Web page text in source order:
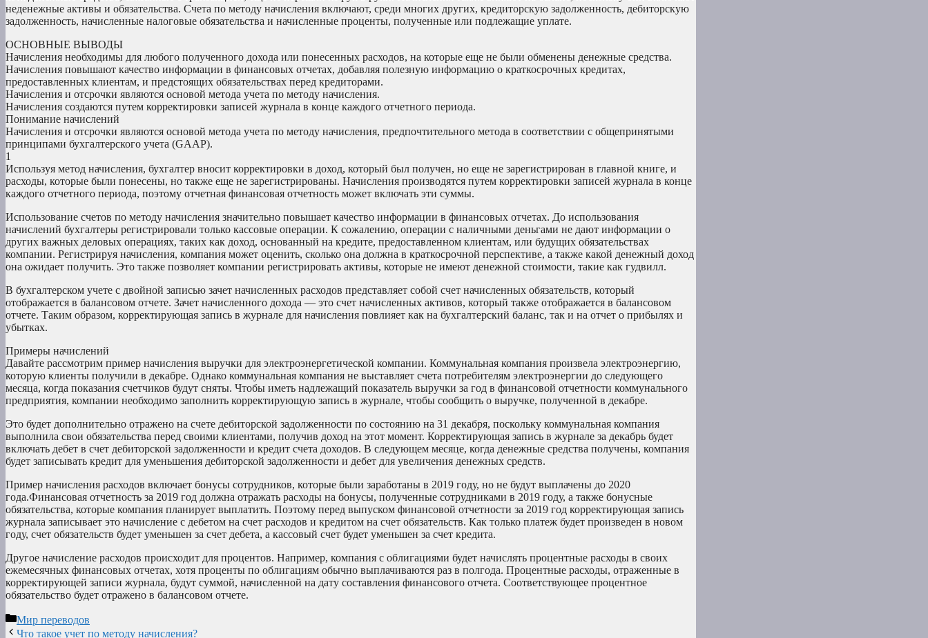
неденежные активы и обязательства. Счета по методу начисления включают, среди многих других, кредиторскую задолженность, дебиторскую
задолженность, начисленные налоговые обязательства и начисленные проценты, полученные или подлежащие уплате.
ОСНОВНЫЕ ВЫВОДЫ
Начисления необходимы для любого полученного дохода или понесенных расходов, на которые еще не были обменены денежные средства.
Начисления повышают качество информации в финансовых отчетах, добавляя полезную информацию о краткосрочных кредитах,
предоставленных клиентам, и предстоящих обязательствах перед кредиторами.
Начисления и отсрочки являются основой метода учета по методу начисления.
Начисления создаются путем корректировки записей журнала в конце каждого отчетного периода.
Понимание начислений
Начисления и отсрочки являются основой метода учета по методу начисления, предпочтительного метода в соответствии с общепринятыми
принципами бухгалтерского учета (GAAP).
1
Используя метод начисления, бухгалтер вносит корректировки в доход, который был получен, но еще не зарегистрирован в главной книге, и
расходы, которые были понесены, но также еще не зарегистрированы. Начисления производятся путем корректировки записей журнала в конце
каждого отчетного периода, поэтому отчетная финансовая отчетность может включать эти суммы.
Использование счетов по методу начисления значительно повышает качество информации в финансовых отчетах. До использования
начислений бухгалтеры регистрировали только кассовые операции. К сожалению, операции с наличными деньгами не дают информации о
других важных деловых операциях, таких как доход, основанный на кредите, предоставленном клиентам, или будущих обязательствах
компании. Регистрируя начисления, компания может оценить, сколько она должна в краткосрочной перспективе, а также какой денежный доход
она ожидает получить. Это также позволяет компании регистрировать активы, которые не имеют денежной стоимости, такие как гудвилл.
В бухгалтерском учете с двойной записью зачет начисленных расходов представляет собой счет начисленных обязательств, который
отображается в балансовом отчете. Зачет начисленного дохода — это счет начисленных активов, который также отображается в балансовом
отчете. Таким образом, корректирующая запись в журнале для начисления повлияет как на бухгалтерский баланс, так и на отчет о прибылях и
убытках.
Примеры начислений
Давайте рассмотрим пример начисления выручки для электроэнергетической компании. Коммунальная компания произвела электроэнергию,
которую клиенты получили в декабре. Однако коммунальная компания не выставляет счета потребителям электроэнергии до следующего
месяца, когда показания счетчиков будут сняты. Чтобы иметь надлежащий показатель выручки за год в финансовой отчетности коммунального
предприятия, компании необходимо заполнить корректирующую запись в журнале, чтобы сообщить о выручке, полученной в декабре.
Это будет дополнительно отражено на счете дебиторской задолженности по состоянию на 31 декабря, поскольку коммунальная компания
выполнила свои обязательства перед своими клиентами, получив доход на этот момент. Корректирующая запись в журнале за декабрь будет
включать дебет в счет дебиторской задолженности и кредит счета доходов. В следующем месяце, когда денежные средства получены, компания
будет записывать кредит для уменьшения дебиторской задолженности и дебет для увеличения денежных средств.
Пример начисления расходов включает бонусы сотрудников, которые были заработаны в 2019 году, но не будут выплачены до 2020
года.Финансовая отчетность за 2019 год должна отражать расходы на бонусы, полученные сотрудниками в 2019 году, а также бонусные
обязательства, которые компания планирует выплатить. Поэтому перед выпуском финансовой отчетности за 2019 год корректирующая запись
журнала записывает это начисление с дебетом на счет расходов и кредитом на счет обязательств. Как только платеж будет произведен в новом
году, счет обязательств будет уменьшен за счет дебета, а кассовый счет будет уменьшен за счет кредита.
Другое начисление расходов происходит для процентов. Например, компания с облигациями будет начислять процентные расходы в своих
ежемесячных финансовых отчетах, хотя проценты по облигациям обычно выплачиваются раз в полгода. Процентные расходы, отраженные в
корректирующей записи журнала, будут суммой, начисленной на дату составления финансового отчета. Соответствующее процентное
обязательство будет отражено в балансовом отчете.
Рубрики
Мир переводов
Что такое учет по методу начисления?